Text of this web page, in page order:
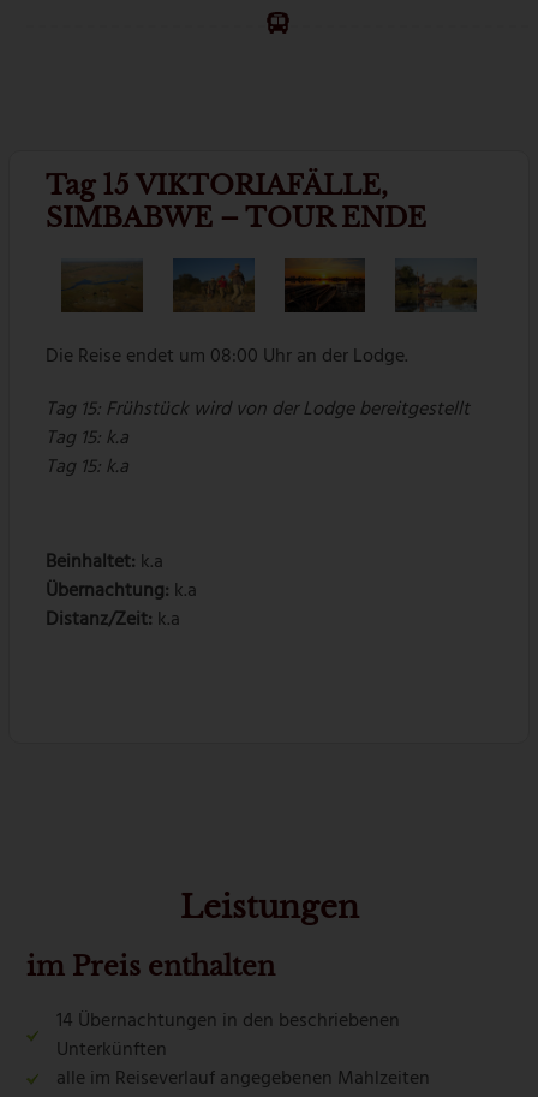
Tag 15 VIKTORIAFÄLLE,
SIMBABWE – TOUR ENDE
Die Reise endet um 08:00 Uhr an der Lodge.
Tag 15:Frühstück wird von der Lodge bereitgestellt
Tag 15: k.a
Tag 15: k.a
Beinhaltet: k.a
Übernachtung: k.a
Distanz/Zeit: k.a
Leistungen
im Preis enthalten
14 Übernachtungen in den beschriebenen
Unterkünften
alle im Reiseverlauf angegebenen Mahlzeiten